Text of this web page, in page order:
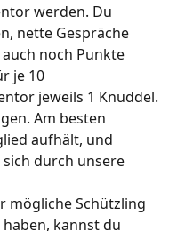
werden. Du
nette Gespräche
noch Punkte
je 10
jeweils 1 Knuddel.
Am besten
aufhält, und
durch unsere
mögliche Schützling
kannst du